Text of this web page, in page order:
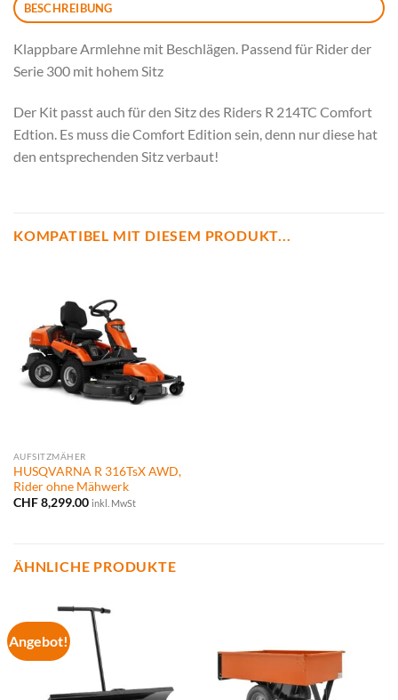
BESCHREIBUNG
Klappbare Armlehne mit Beschlägen. Passend für Rider der
Serie 300 mit hohem Sitz
Der Kit passt auch für den Sitz des Riders R 214TC Comfort
Edtion. Es muss die Comfort Edition sein, denn nur diese hat
den entsprechenden Sitz verbaut!
KOMPATIBEL MIT DIESEM PRODUKT...
AUFSITZMÄHER
HUSQVARNA R 316TsX AWD,
Rider ohne Mähwerk
CHF8,299.00 inkl. MwSt
ÄHNLICHE PRODUKTE
Angebot!